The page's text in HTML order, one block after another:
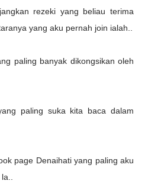
rezeki yang beliau terima
yang aku pernah join ialah..
paling banyak dikongsikan oleh
paling suka kita baca dalam
page Denaihati yang paling aku